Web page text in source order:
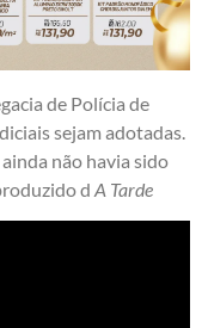
de Polícia de
sejam adotadas.
não havia sido
d A Tarde